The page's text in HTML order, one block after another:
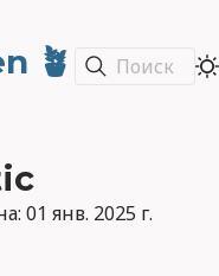
🪴 Поиск
01 янв. 2025 г.